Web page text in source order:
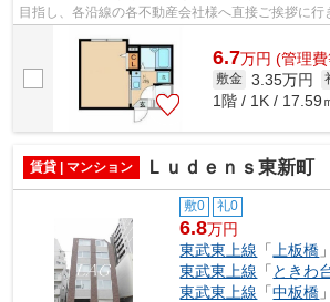
目指し、各沿線の各不動産会社様へ直接ご挨拶に
6.7万円 (管理
敷金 3.35万円
1階 / 1K / 17.59
賃貸 | マンション Ｌｕｄｅｎｓ東新町
敷0 礼0
6.8万円
東武東上線 「 上板橋
東武東上線 「 ときわ
東武東上線 「中板橋